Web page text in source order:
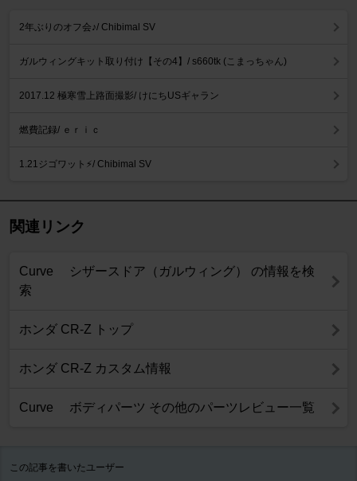
2年ぶりのオフ会♪/ Chibimal SV
ガルウィングキット取り付け【その4】/ s660tk (こまっちゃん)
2017.12 極寒雪上路面撮影/ けにちUSギャラン
燃費記録/ ｅｒｉｃ
1.21ジゴワット⚡️/ Chibimal SV
関連リンク
Curve シザースドア（ガルウィング） の情報を検
索
ホンダ CR-Z トップ
ホンダ CR-Z カスタム情報
Curve ボディパーツ その他のパーツレビュー一覧
この記事を書いたユーザー